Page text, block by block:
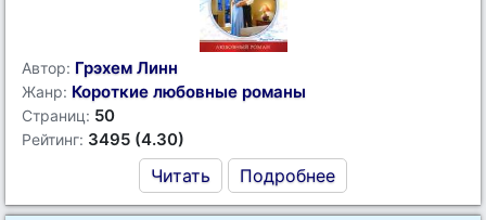
Автор: Грэхем Линн
Жанр: Короткие любовные романы
Страниц: 50
Рейтинг: 3495 (4.30)
Читать Подробнее